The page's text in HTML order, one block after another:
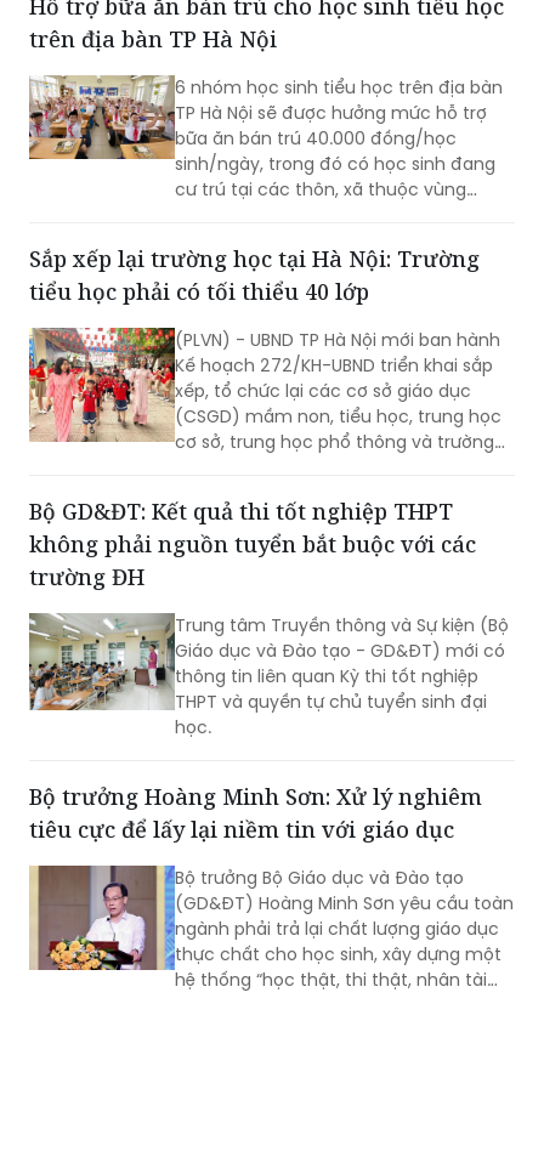
ánh đầy đủ vai trò của kỳ thi.
trên địa bàn TP Hà Nội
6 nhóm học sinh tiểu học trên địa bàn
TP Hà Nội sẽ được hưởng mức hỗ trợ
bữa ăn bán trú 40.000 đồng/học
sinh/ngày, trong đó có học sinh đang
cư trú tại các thôn, xã thuộc vùng
quyền phê duyệt tại thời điểm xác định
đối tượng thụ hưởng chính sách; học
địa giới hành chính tại thời điểm Nghị
quyết số 84/2026/NQ-HĐND có hiệu
lực thi hành.
Sắp xếp lại trường học tại Hà Nội: Trường
tiểu học phải có tối thiểu 40 lớp
(PLVN) - UBND TP Hà Nội mới ban hành
Kế hoạch 272/KH-UBND triển khai sắp
xếp, tổ chức lại các cơ sở giáo dục
(CSGD) mầm non, tiểu học, trung học
cơ sở, trung học phổ thông và trường
Bộ GD&ĐT: Kết quả thi tốt nghiệp THPT
không phải nguồn tuyển bắt buộc với các
trường ĐH
Trung tâm Truyền thông và Sự kiện (Bộ
Giáo dục và Đào tạo - GD&ĐT) mới có
thông tin liên quan Kỳ thi tốt nghiệp
THPT và quyền tự chủ tuyển sinh đại
học.
Bộ trưởng Hoàng Minh Sơn: Xử lý nghiêm
tiêu cực để lấy lại niềm tin với giáo dục
Bộ trưởng Bộ Giáo dục và Đào tạo
(GD&ĐT) Hoàng Minh Sơn yêu cầu toàn
ngành phải trả lại chất lượng giáo dục
thực chất cho học sinh, xây dựng một
hệ thống “học thật, thi thật, nhân tài